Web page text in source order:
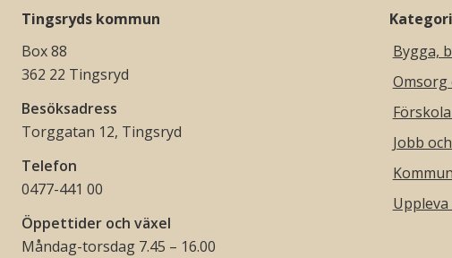
Tingsryds kommun
Box 88
362 22 Tingsryd
Besöksadress
Torggatan 12, Tingsryd
Telefon
0477-441 00
Öppettider och växel
Måndag-torsdag 7.45 – 16.00
Bygga,
Omsorg
Jobb